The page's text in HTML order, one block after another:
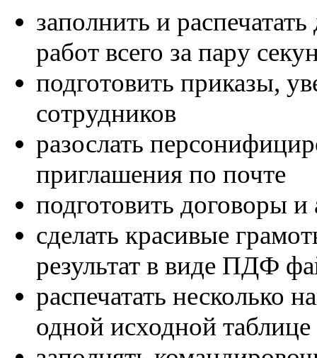
заполнить и
работ всего за пару
подготовить приказы,
сотрудников
разослать
приглашения по почте
подготовить договоры
сделать красивые
результат в виде ПДФ
распечатать несколько
одной исходной